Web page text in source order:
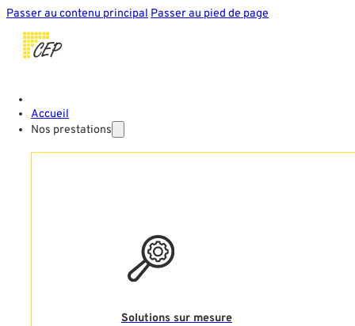
Passer au contenu principal Passer au pied de page
Accueil
Nos prestations
Solutions sur mesure